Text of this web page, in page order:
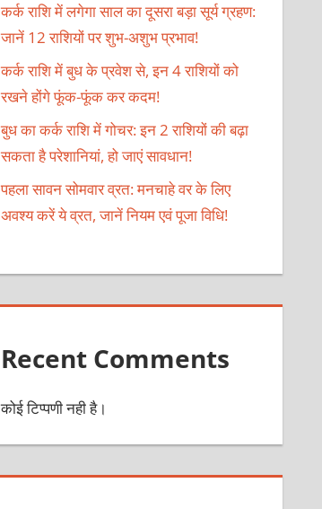
कर्क राशि में लगेगा साल का दूसरा बड़ा सूर्य ग्रहण:
जानें 12 राशियों पर शुभ-अशुभ प्रभाव!
कर्क राशि में बुध के प्रवेश से, इन 4 राशियों को
रखने होंगे फूंक-फूंक कर कदम!
बुध का कर्क राशि में गोचर: इन 2 राशियों की बढ़ा
सकता है परेशानियां, हो जाएं सावधान!
पहला सावन सोमवार व्रत: मनचाहे वर के लिए
अवश्य करें ये व्रत, जानें नियम एवं पूजा विधि!
Recent Comments
कोई टिप्पणी नही है।